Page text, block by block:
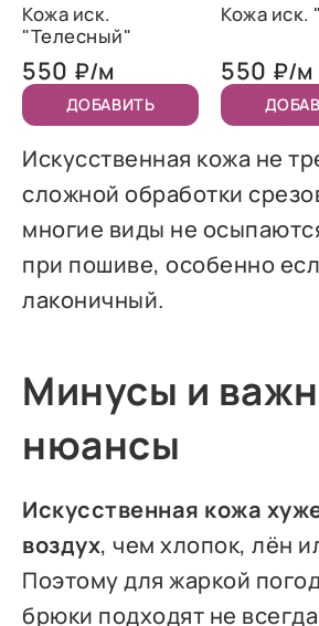
Кожа иск.
"Телесный"
550 ₽/м
ДОБАВИТЬ
Кожа иск.
550 ₽/м
Искусственная кожа не
сложной обработки
многие виды не
при пошиве, особенно
лаконичный.
Минусы и
нюансы
Искусственная кожа
воздух, чем хлопок, лён
Поэтому для жаркой
брюки подходят не